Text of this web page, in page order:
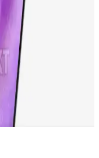
açısından yeni
son trendleri
Kullanıcı
ve uzun pil ömrüyle
özellikleri ve